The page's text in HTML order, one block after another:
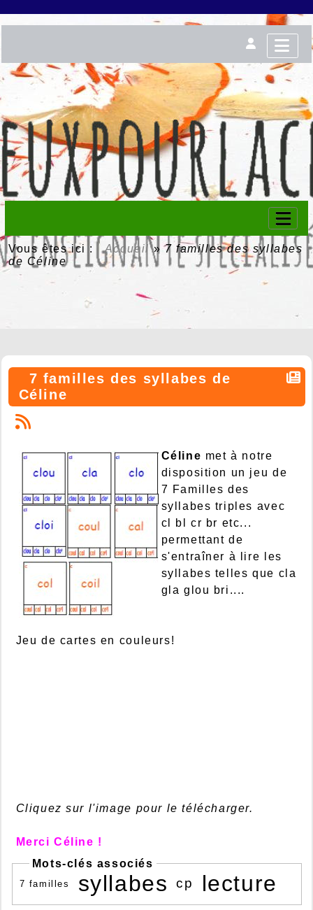
Vous êtes ici :Accueil»7 familles des syllabes
de Céline
7 familles des syllabes de
Céline
Céline met à notre
disposition un jeu de
7 Familles des
syllabes triples avec
cl bl cr br etc...
permettant de
s'entraîner à lire les
syllabes telles que cla
gla glou bri....
Jeu de cartes en couleurs!
Cliquez sur l'image pour le télécharger.
Merci Céline !
Mots-clés associés
7 familles syllabes cp lecture